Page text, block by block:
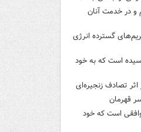
و در خدمت آنان
گسترده انرژی
است که به خود
قهرمان
است که خود